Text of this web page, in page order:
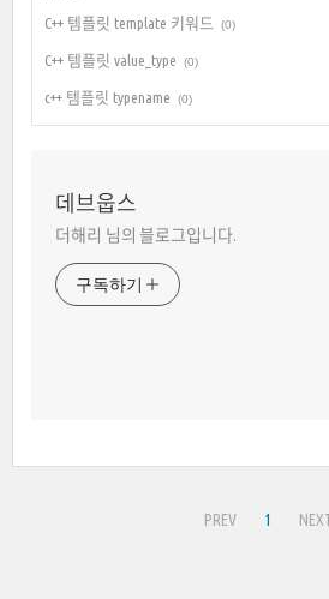
C++ 템플릿 template 키워드 (0)
C++ 템플릿 value_type (0)
c++ 템플릿 typename (0)
데브웁스
더해리 님의 블로그입니다.
구독하기
PREV 1